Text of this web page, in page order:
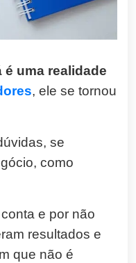
é uma realidade
, ele se tornou
se
como
e por não
resultados e
que não é